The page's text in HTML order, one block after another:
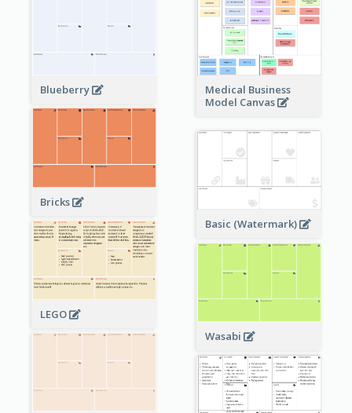
Medical Business
Model Canvas
Blueberry
Bricks
Basic (Watermark)
LEGO
Wasabi